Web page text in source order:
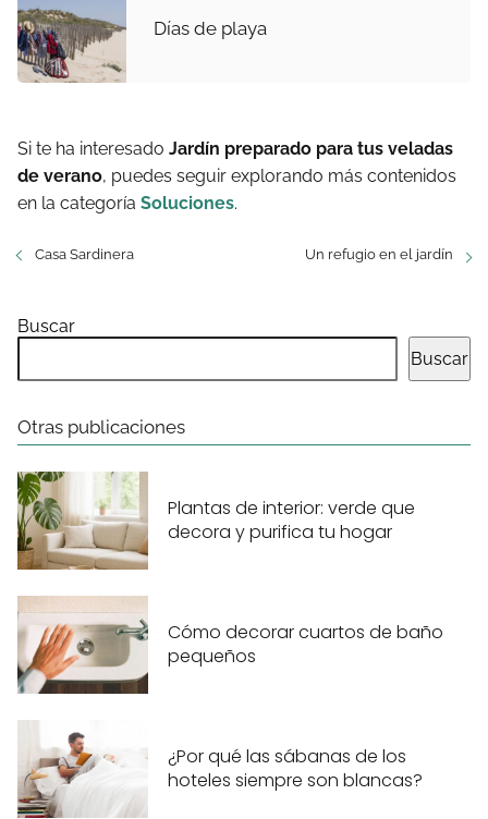
Días de playa
Si te ha interesado Jardín preparado para tus veladas
de verano, puedes seguir explorando más contenidos
en la categoría Soluciones.
Casa Sardinera Un refugio en el jardín
Buscar
Buscar
Otras publicaciones
Plantas de interior: verde que
decora y purifica tu hogar
Cómo decorar cuartos de baño
pequeños
¿Por qué las sábanas de los
hoteles siempre son blancas?